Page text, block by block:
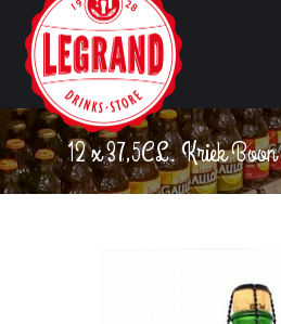
12 x 37,5CL. Kriek Boon